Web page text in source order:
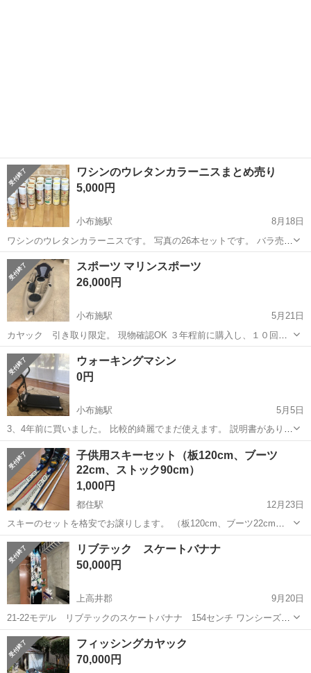
ワシンのウレタンカラーニスまとめ売り
5,000円
小布施駅
8月18日
ワシンのウレタンカラーニスです。 写真の26本セットです。 バラ売り
は致しません。 詳細は下記になります。 メープル ×7本 チーク
×5本 ローズ ×3本 ケヤキ ×3本 グリン ×2本 オールナッ
ト ×2本 ...
長野 上高井郡
スポーツ マリンスポーツ
26,000円
小布施駅
5月21日
カヤック 引き取り限定。 現物確認OK ３年程前に購入し、１０回ま
では使用してません。 使用に伴う傷はありますが、もちろん浸水はあ
りません。 毎回使用後水洗いしてました。 ドーリーは新品です。
長野 上高井郡 小布施駅
ウォーキングマシン
0円
小布施駅
5月5日
3、4年前に買いました。 比較的綺麗でまだ使えます。 説明書がありま
せん。 使い方は簡単です。 5月5日もしくは、5月６日に取りに来てく
る方を優先します。 よろしくおねがいします。
長野 上高井郡 小布施駅 フィットネス、トレーニング
マシン
子供用スキーセット（板120cm、ブーツ
22cm、ストック90cm）
1,000円
都住駅
12月23日
スキーのセットを格安でお譲りします。 （板120cm、ブーツ22cm、
ストック90cm） 傷、使用感あります。 よろしくお願いします。
長野 上高井郡 都住駅 セット
リブテック スケートバナナ
50,000円
上高井郡
9月20日
21-22モデル リブテックのスケートバナナ 154センチ ワンシーズン
20回ほど使いました。 ソールはワックスかけてあります。 傷は少ない
ほうだと思います。
長野 上高井郡 スノーボード リブテック
フィッシングカヤック
70,000円